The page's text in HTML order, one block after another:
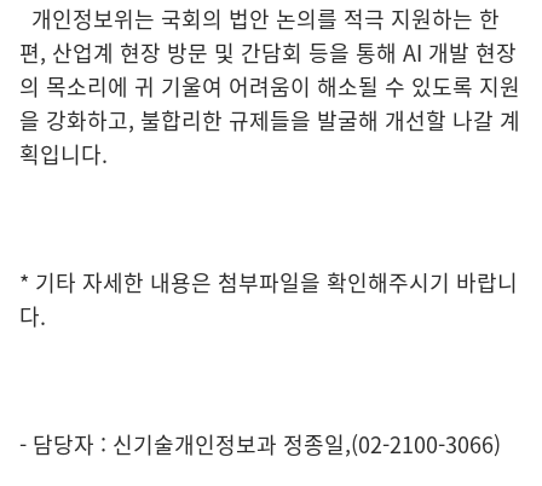
개인정보위는 국회의 법안 논의를 적극 지원하는 한
편, 산업계 현장 방문 및 간담회 등을 통해 AI 개발 현장
의 목소리에 귀 기울여 어려움이 해소될 수 있도록 지원
을 강화하고, 불합리한 규제들을 발굴해 개선할 나갈 계
획입니다.
* 기타 자세한 내용은 첨부파일을 확인해주시기 바랍니
다.
- 담당자 : 신기술개인정보과 정종일,(02-2100-3066)